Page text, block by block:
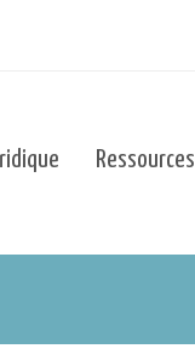
Ressources